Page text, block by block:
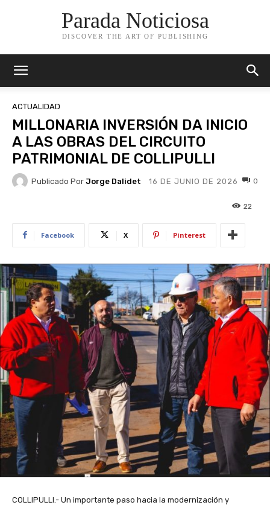
Parada Noticiosa
DISCOVER THE ART OF PUBLISHING
ACTUALIDAD
MILLONARIA INVERSIÓN DA INICIO
A LAS OBRAS DEL CIRCUITO
PATRIMONIAL DE COLLIPULLI
Publicado Por Jorge Dalidet 16 DE JUNIO DE 2026 0
22
Facebook X Pinterest
COLLIPULLI.- Un importante paso hacia la modernización y